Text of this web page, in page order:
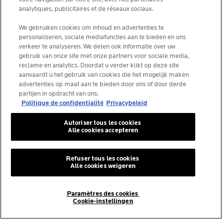
KIES JOUW LAND
La Roche-Posay Laboratoire Dermatologique CAI
86270 La Roche-Posay France
consumercareNL@loreal.com
*IQVIA NPA, dermocosmetica, apotheekkanaal België,
voorgeschreven producten door dermatologen, volume.
YTD 08/2025, België.
© La Roche-Posay
analytiques, publicitaires et de réseaux sociaux.
We gebruiken cookies om inhoud en advertenties te
personaliseren, sociale mediafuncties aan te bieden en ons
verkeer te analyseren. We delen ook informatie over uw
gebruik van onze site met onze partners voor sociale media,
reclame en analytics. Doordat u verder klikt op deze site
aanvaardt u het gebruik van cookies die het mogelijk maken
advertenties op maat aan te bieden door ons of door derde
partijen in opdracht van ons.
Politique de confidentialité Privacybeleid
Paramètres des cookies
Cookie-instellingen
Refuser tous les cookies
Alle cookies weigeren
Autoriser tous les cookies
Alle cookies accepteren